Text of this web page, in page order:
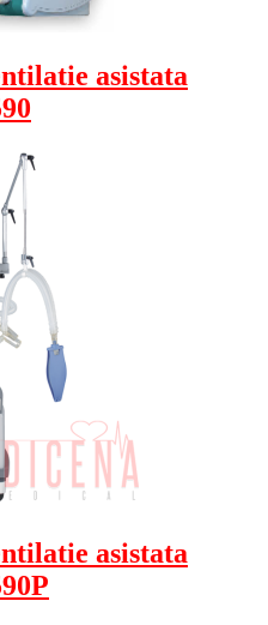
asistata
asistata